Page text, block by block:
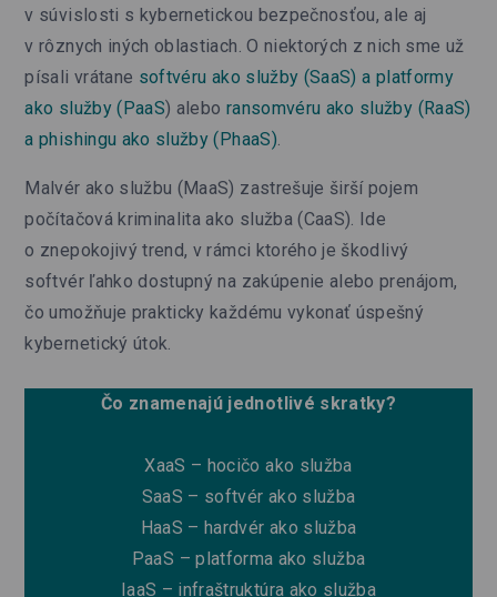
v súvislosti s kybernetickou bezpečnosťou, ale aj
v rôznych iných oblastiach. O niektorých z nich sme už
písali vrátane softvéru ako služby (SaaS) a platformy
ako služby (PaaS) alebo ransomvéru ako služby (RaaS)
a phishingu ako služby (PhaaS).
Malvér ako službu (MaaS) zastrešuje širší pojem
počítačová kriminalita ako služba (CaaS). Ide
o znepokojivý trend, v rámci ktorého je škodlivý
softvér ľahko dostupný na zakúpenie alebo prenájom,
čo umožňuje prakticky každému vykonať úspešný
kybernetický útok.
Čo znamenajú jednotlivé skratky?
XaaS – hocičo ako služba
SaaS – softvér ako služba
HaaS – hardvér ako služba
PaaS – platforma ako služba
IaaS – infraštruktúra ako služba